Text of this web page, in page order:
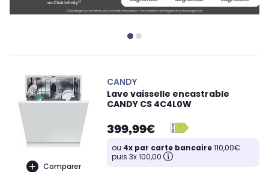
Comparer
CANDY
Lave vaisselle encastrable
CANDY CS 4C4L0W
399,99€
ou 4x par carte bancaire110,00€
puis 3x 100,00